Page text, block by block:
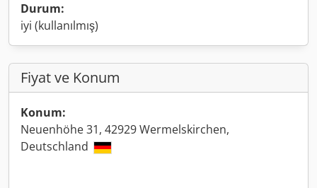
Durum:
iyi (kullanılmış)
Fiyat ve Konum
Konum:
Neuenhöhe 31, 42929 Wermelskirchen,
Deutschland